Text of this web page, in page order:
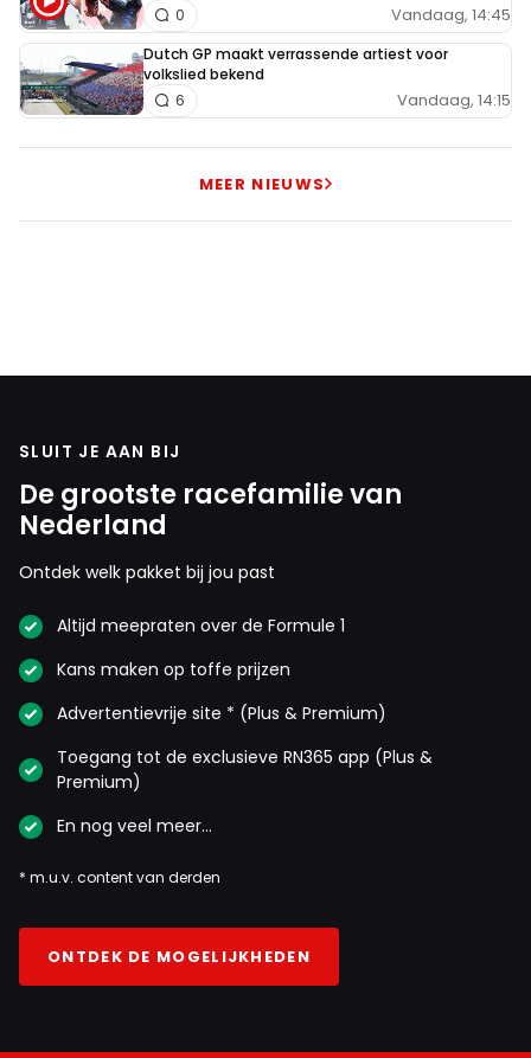
Vandaag, 14:45
0
Dutch GP maakt verrassende artiest voor
volkslied bekend
Vandaag, 14:15
6
MEER NIEUWS
SLUIT JE AAN BIJ
De grootste racefamilie van
Nederland
Ontdek welk pakket bij jou past
Altijd meepraten over de Formule 1
Kans maken op toffe prijzen
Advertentievrije site * (Plus & Premium)
Toegang tot de exclusieve RN365 app (Plus &
Premium)
En nog veel meer…
* m.u.v. content van derden
ONTDEK DE MOGELIJKHEDEN